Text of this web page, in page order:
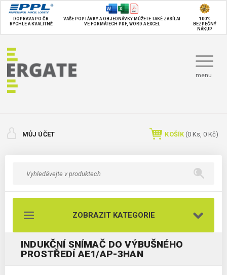
DOPRAVA PO ČR
RYCHLE A KVALITNĚ
VAŠE POPTÁVKY A OBJEDNÁVKY MŮŽETE TAKÉ ZASÍLAT
VE FORMÁTECH PDF, WORD A EXCEL
100%
BEZPEČNÝ
NÁKUP
menu
MŮJ ÚČET KOŠÍK (0 Ks, 0 Kč)
ZOBRAZIT KATEGORIE
INDUKČNÍ SNÍMAČ DO VÝBUŠNÉHO
PROSTŘEDÍ AE1/AP-3HAN